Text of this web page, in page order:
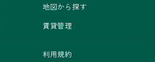
地図から探す
賃貸管理
利用規約